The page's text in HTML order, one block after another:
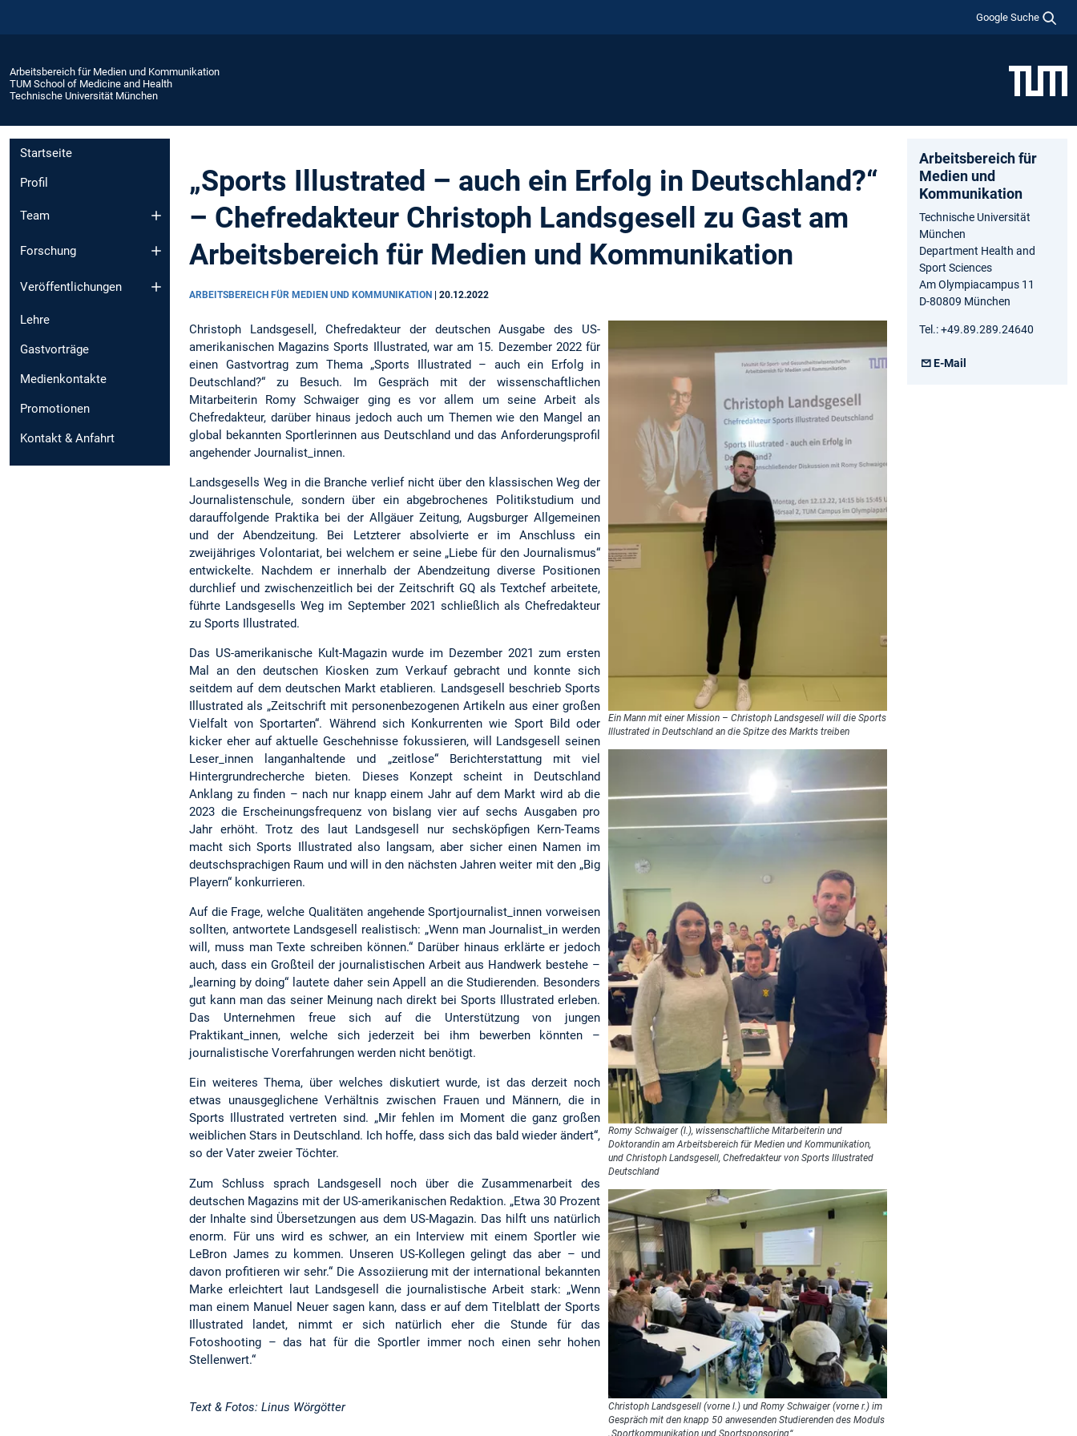
Google Suche
Arbeitsbereich für Medien und Kommunikation
TUM School of Medicine and Health
Technische Universität München
Startseite
Profil
Team
Forschung
Veröffentlichungen
Lehre
Gastvorträge
Medienkontakte
Promotionen
Kontakt & Anfahrt
„Sports Illustrated – auch ein Erfolg in Deutschland?“
– Chefredakteur Christoph Landsgesell zu Gast am
Arbeitsbereich für Medien und Kommunikation
ARBEITSBEREICH FÜR MEDIEN UND KOMMUNIKATION | 20.12.2022
Ein Mann mit einer Mission – Christoph Landsgesell will die Sports
Illustrated in Deutschland an die Spitze des Markts treiben
Romy Schwaiger (l.), wissenschaftliche Mitarbeiterin und
Doktorandin am Arbeitsbereich für Medien und Kommunikation,
und Christoph Landsgesell, Chefredakteur von Sports Illustrated
Deutschland
Christoph Landsgesell (vorne l.) und Romy Schwaiger (vorne r.) im
Gespräch mit den knapp 50 anwesenden Studierenden des Moduls
„Sportkommunikation und Sportsponsoring“
Christoph Landsgesell, Chefredakteur der deutschen Ausgabe des US-
amerikanischen Magazins Sports Illustrated, war am 15. Dezember 2022 für
einen Gastvortrag zum Thema „Sports Illustrated – auch ein Erfolg in
Deutschland?“ zu Besuch. Im Gespräch mit der wissenschaftlichen
Mitarbeiterin Romy Schwaiger ging es vor allem um seine Arbeit als
Chefredakteur, darüber hinaus jedoch auch um Themen wie den Mangel an
global bekannten Sportlerinnen aus Deutschland und das Anforderungsprofil
angehender Journalist_innen.
Landsgesells Weg in die Branche verlief nicht über den klassischen Weg der
Journalistenschule, sondern über ein abgebrochenes Politikstudium und
darauffolgende Praktika bei der Allgäuer Zeitung, Augsburger Allgemeinen
und der Abendzeitung. Bei Letzterer absolvierte er im Anschluss ein
zweijähriges Volontariat, bei welchem er seine „Liebe für den Journalismus“
entwickelte. Nachdem er innerhalb der Abendzeitung diverse Positionen
durchlief und zwischenzeitlich bei der Zeitschrift GQ als Textchef arbeitete,
führte Landsgesells Weg im September 2021 schließlich als Chefredakteur
zu Sports Illustrated.
Das US-amerikanische Kult-Magazin wurde im Dezember 2021 zum ersten
Mal an den deutschen Kiosken zum Verkauf gebracht und konnte sich
seitdem auf dem deutschen Markt etablieren. Landsgesell beschrieb Sports
Illustrated als „Zeitschrift mit personenbezogenen Artikeln aus einer großen
Vielfalt von Sportarten“. Während sich Konkurrenten wie Sport Bild oder
kicker eher auf aktuelle Geschehnisse fokussieren, will Landsgesell seinen
Leser_innen langanhaltende und „zeitlose“ Berichterstattung mit viel
Hintergrundrecherche bieten. Dieses Konzept scheint in Deutschland
Anklang zu finden – nach nur knapp einem Jahr auf dem Markt wird ab die
2023 die Erscheinungsfrequenz von bislang vier auf sechs Ausgaben pro
Jahr erhöht. Trotz des laut Landsgesell nur sechsköpfigen Kern-Teams
macht sich Sports Illustrated also langsam, aber sicher einen Namen im
deutschsprachigen Raum und will in den nächsten Jahren weiter mit den „Big
Playern“ konkurrieren.
Auf die Frage, welche Qualitäten angehende Sportjournalist_innen vorweisen
sollten, antwortete Landsgesell realistisch: „Wenn man Journalist_in werden
will, muss man Texte schreiben können.“ Darüber hinaus erklärte er jedoch
auch, dass ein Großteil der journalistischen Arbeit aus Handwerk bestehe –
„learning by doing“ lautete daher sein Appell an die Studierenden. Besonders
gut kann man das seiner Meinung nach direkt bei Sports Illustrated erleben.
Das Unternehmen freue sich auf die Unterstützung von jungen
Praktikant_innen, welche sich jederzeit bei ihm bewerben könnten –
journalistische Vorerfahrungen werden nicht benötigt.
Ein weiteres Thema, über welches diskutiert wurde, ist das derzeit noch
etwas unausgeglichene Verhältnis zwischen Frauen und Männern, die in
Sports Illustrated vertreten sind. „Mir fehlen im Moment die ganz großen
weiblichen Stars in Deutschland. Ich hoffe, dass sich das bald wieder ändert“,
so der Vater zweier Töchter.
Zum Schluss sprach Landsgesell noch über die Zusammenarbeit des
deutschen Magazins mit der US-amerikanischen Redaktion. „Etwa 30 Prozent
der Inhalte sind Übersetzungen aus dem US-Magazin. Das hilft uns natürlich
enorm. Für uns wird es schwer, an ein Interview mit einem Sportler wie
LeBron James zu kommen. Unseren US-Kollegen gelingt das aber – und
davon profitieren wir sehr.“ Die Assoziierung mit der international bekannten
Marke erleichtert laut Landsgesell die journalistische Arbeit stark: „Wenn
man einem Manuel Neuer sagen kann, dass er auf dem Titelblatt der Sports
Illustrated landet, nimmt er sich natürlich eher die Stunde für das
Fotoshooting – das hat für die Sportler immer noch einen sehr hohen
Stellenwert.“
Text & Fotos: Linus Wörgötter
Arbeitsbereich für
Medien und
Kommunikation
Technische Universität
München
Department Health and
Sport Sciences
Am Olympiacampus 11
D-80809 München
Tel.: +49.89.289.24640
E-Mail